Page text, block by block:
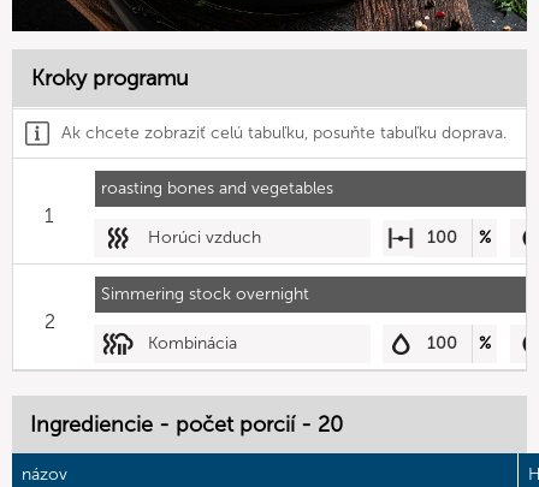
Kroky programu
Ak chcete zobraziť celú tabuľku, posuňte tabuľku doprava.
roasting bones and vegetables
1
Horúci vzduch 100 %
Simmering stock overnight
2
Kombinácia 100 %
Ingrediencie - počet porcií - 20
názov